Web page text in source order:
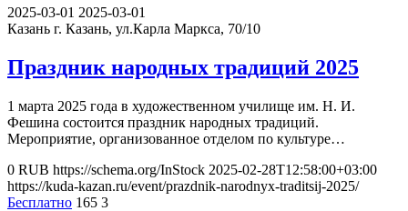
2025-03-01 2025-03-01
Казань г. Казань, ул.Карла Маркса, 70/10
Праздник народных традиций 2025
1 марта 2025 года в художественном училище им. Н. И.
Фешина состоится праздник народных традиций.
Мероприятие, организованное отделом по культуре…
0 RUB https://schema.org/InStock 2025-02-28T12:58:00+03:00
https://kuda-kazan.ru/event/prazdnik-narodnyx-traditsij-2025/
Бесплатно 165 3